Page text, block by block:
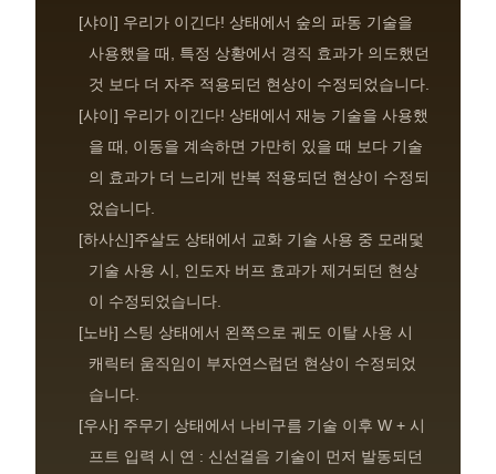
[샤이] 우리가 이긴다! 상태에서 숲의 파동 기술을
사용했을 때, 특정 상황에서 경직 효과가 의도했던
것 보다 더 자주 적용되던 현상이 수정되었습니다.
[샤이] 우리가 이긴다! 상태에서 재능 기술을 사용했
을 때, 이동을 계속하면 가만히 있을 때 보다 기술
의 효과가 더 느리게 반복 적용되던 현상이 수정되
었습니다.
[하사신]주살도 상태에서 교화 기술 사용 중 모래덫
기술 사용 시, 인도자 버프 효과가 제거되던 현상
이 수정되었습니다.
[노바] 스팅 상태에서 왼쪽으로 궤도 이탈 사용 시
캐릭터 움직임이 부자연스럽던 현상이 수정되었
습니다.
[우사] 주무기 상태에서 나비구름 기술 이후 W + 시
프트 입력 시 연 : 신선걸음 기술이 먼저 발동되던